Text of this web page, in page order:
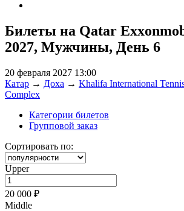
Билеты на Qatar
2027, Мужчины, День 6
20 февраля 2027 13:00
Катар → Доха → Khalifa International
Complex
Категории билетов
Групповой заказ
Сортировать по:
Upper
20 000 ₽
Middle